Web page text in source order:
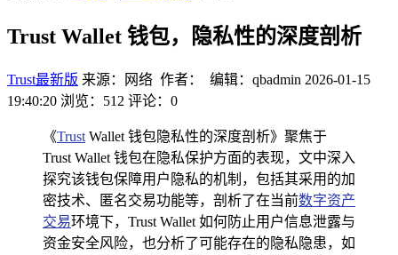
Trust Wallet 钱包，隐私性的深度剖析
Trust最新版 来源：网络 作者： 编辑：qbadmin 2026-01-15
19:40:20 浏览：512 评论：0
《Trust Wallet 钱包隐私性的深度剖析》聚焦于
Trust Wallet 钱包在隐私保护方面的表现，文中深入
探究该钱包保障用户隐私的机制，包括其采用的加
密技术、匿名交易功能等，剖析了在当前数字资产
交易环境下，Trust Wallet 如何防止用户信息泄露与
资金安全风险，也分析了可能存在的隐私隐患，如